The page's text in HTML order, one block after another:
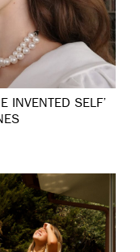
INVENTED SELF’